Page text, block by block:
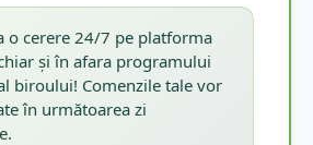
o cerere 24/7 pe platforma
și în afara programului
biroului! Comenzile tale vor
în următoarea zi